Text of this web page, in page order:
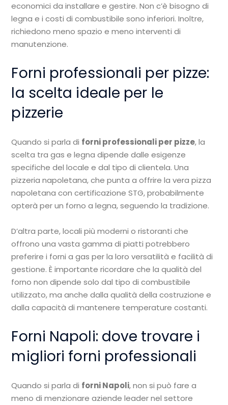
economici da installare e gestire. Non c’è bisogno di
legna e i costi di combustibile sono inferiori. Inoltre,
richiedono meno spazio e meno interventi di
manutenzione.
Forni professionali per pizze:
la scelta ideale per le
pizzerie
Quando si parla di forni professionali per pizze, la
scelta tra gas e legna dipende dalle esigenze
specifiche del locale e dal tipo di clientela. Una
pizzeria napoletana, che punta a offrire la vera pizza
napoletana con certificazione STG, probabilmente
opterà per un forno a legna, seguendo la tradizione.
D’altra parte, locali più moderni o ristoranti che
offrono una vasta gamma di piatti potrebbero
preferire i forni a gas per la loro versatilità e facilità di
gestione. È importante ricordare che la qualità del
forno non dipende solo dal tipo di combustibile
utilizzato, ma anche dalla qualità della costruzione e
dalla capacità di mantenere temperature costanti.
Forni Napoli: dove trovare i
migliori forni professionali
Quando si parla di forni Napoli, non si può fare a
meno di menzionare aziende leader nel settore